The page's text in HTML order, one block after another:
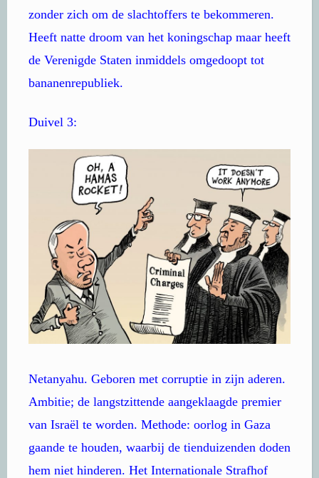
zonder zich om de slachtoffers te bekommeren.
Heeft natte droom van het koningschap maar heeft
de Verenigde Staten inmiddels omgedoopt tot
bananenrepubliek.
Duivel 3:
Netanyahu. Geboren met corruptie in zijn aderen.
Ambitie; de langstzittende aangeklaagde premier
van Israël te worden. Methode: oorlog in Gaza
gaande te houden, waarbij de tienduizenden doden
hem niet hinderen. Het Internationale Strafhof